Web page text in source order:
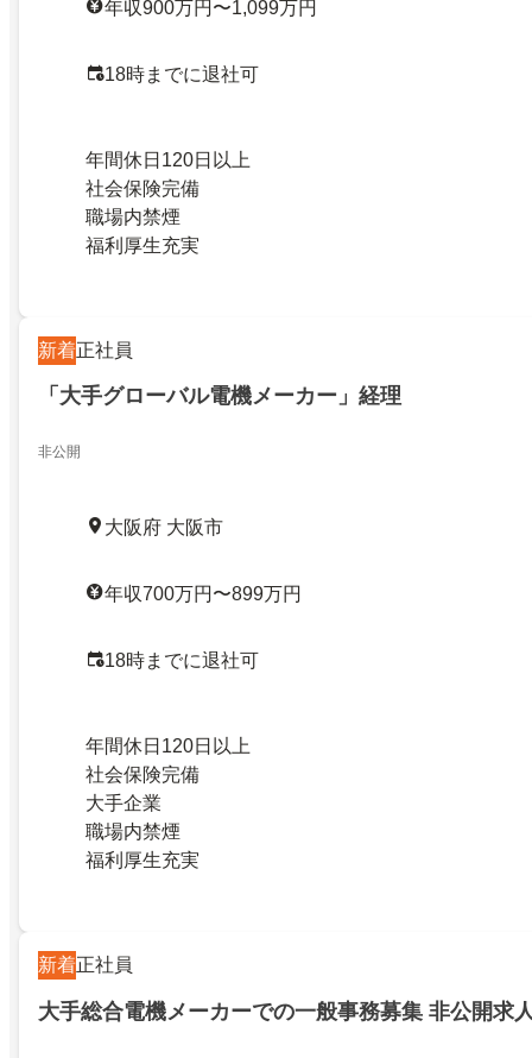
年収900万円〜1,099万円
18時までに退社可
年間休日120日以上
社会保険完備
職場内禁煙
福利厚生充実
新着正社員
「大手グローバル電機メーカー」経理
非公開
大阪府 大阪市
年収700万円〜899万円
18時までに退社可
年間休日120日以上
社会保険完備
大手企業
職場内禁煙
福利厚生充実
新着正社員
大手総合電機メーカーでの一般事務募集 非公開求